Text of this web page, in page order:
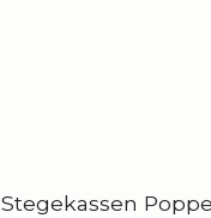
Stegekassen